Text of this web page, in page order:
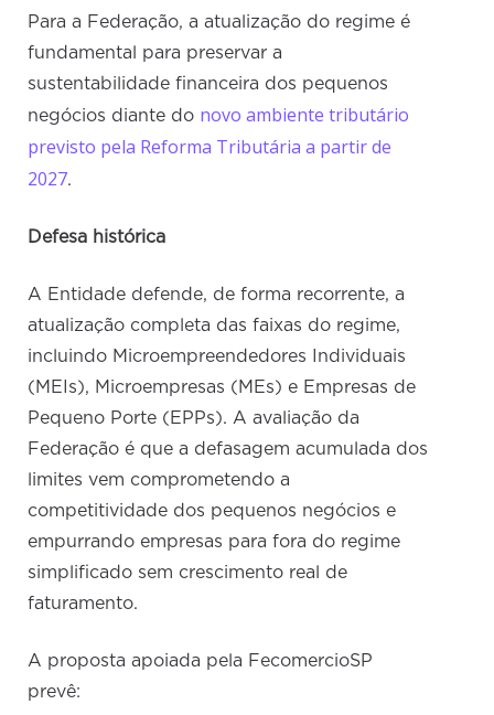
Para a Federação, a atualização do regime é
fundamental para preservar a
sustentabilidade financeira dos pequenos
negócios diante do novo ambiente tributário
previsto pela Reforma Tributária a partir de
2027.
Defesa histórica
A Entidade defende, de forma recorrente, a
atualização completa das faixas do regime,
incluindo Microempreendedores Individuais
(MEIs), Microempresas (MEs) e Empresas de
Pequeno Porte (EPPs). A avaliação da
Federação é que a defasagem acumulada dos
limites vem comprometendo a
competitividade dos pequenos negócios e
empurrando empresas para fora do regime
simplificado sem crescimento real de
faturamento.
A proposta apoiada pela FecomercioSP
prevê: